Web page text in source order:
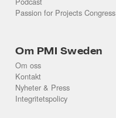
Passion for Projects Congress
Om PMI Sweden
Om oss
Kontakt
Nyheter & Press
Integritetspolicy